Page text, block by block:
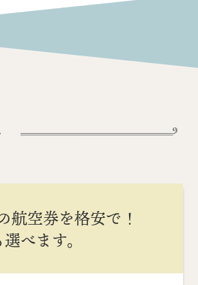
航空券を格安で！
べます。